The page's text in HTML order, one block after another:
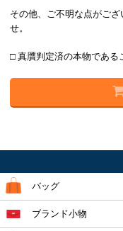
その他、ご不明な点がご
せ。
□ 真贋判定済の本物である
バッグ
ブランド小物